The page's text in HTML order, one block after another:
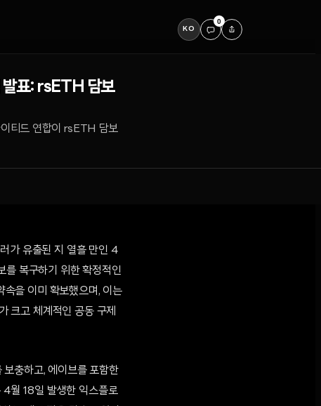
KO
0
발표: rsETH 담보
티드 연합이 rsETH 담보
가 유출된 지 열흘 만인 4
복구하기 위한 확정적인
을 이미 확보했으며, 이는
고 체계적인 공동 구제
충하고, 에이브를 포함한
월 18일 발생한 익스플로